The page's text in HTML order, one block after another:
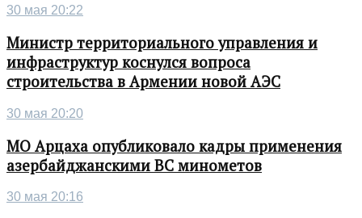
30 мая 20:22
Министр территориального управления и
инфраструктур коснулся вопроса
строительства в Армении новой АЭС
30 мая 20:20
МО Арцаха опубликовало кадры применения
азербайджанскими ВС минометов
30 мая 20:16